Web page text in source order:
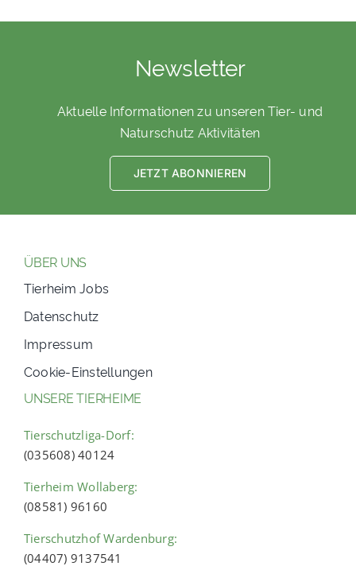
Newsletter
Aktuelle Informationen zu unseren Tier- und
Naturschutz Aktivitäten
JETZT ABONNIEREN
ÜBER UNS
Tierheim Jobs
Datenschutz
Impressum
Cookie-Einstellungen
UNSERE TIERHEIME
Tierschutzliga-Dorf:
(035608) 40124
Tierheim Wollaberg:
(08581) 96160
Tierschutzhof Wardenburg:
(04407) 9137541